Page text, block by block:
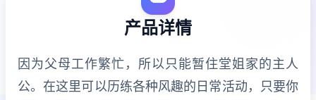
产品详情
因为父母工作繁忙，所以只能暂住堂姐家的主人
公。在这里可以历练各种风趣的日常活动，只要你